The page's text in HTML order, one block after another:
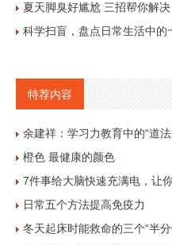
夏天脚臭好尴尬 三招帮你解决
科学扫盲，盘点日常生活中的
特荐内容
余建祥：学习力教育中的“道
橙色 最健康的颜色
7件事给大脑快速充满电，让
日常五个方法提高免疫力
冬天起床时能救命的三个“半分